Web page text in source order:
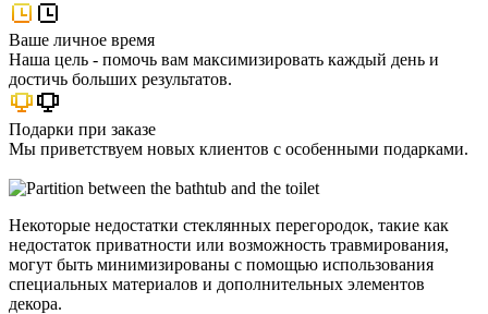
Ваше личное время
Наша цель - помочь вам максимизировать каждый день и
достичь больших результатов.
Подарки при заказе
Мы приветствуем новых клиентов с особенными подарками.
Некоторые недостатки стеклянных перегородок, такие как
недостаток приватности или возможность травмирования,
могут быть минимизированы с помощью использования
специальных материалов и дополнительных элементов
декора.